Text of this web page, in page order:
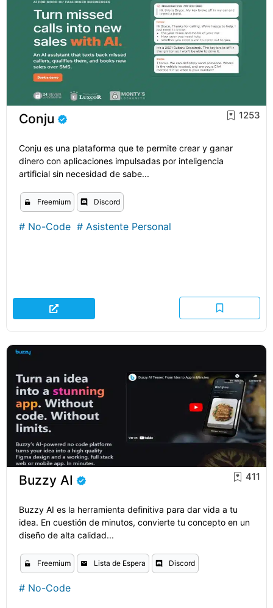
Conju 1253
Conju es una plataforma que te permite crear y ganar
dinero con aplicaciones impulsadas por inteligencia
artificial sin necesidad de sabe...
Freemium Discord
# No-Code # Asistente Personal
Buzzy AI 411
Buzzy AI es la herramienta definitiva para dar vida a tu
idea. En cuestión de minutos, convierte tu concepto en un
diseño de alta calidad...
Freemium Lista de Espera Discord
# No-Code